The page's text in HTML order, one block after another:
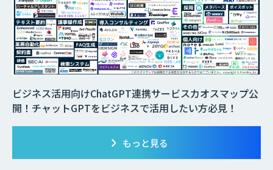
ビジネス活用向けChatGPT連携サービスカオスマップ公
開！チャットGPTをビジネスで活用したい方必見！
もっと見る